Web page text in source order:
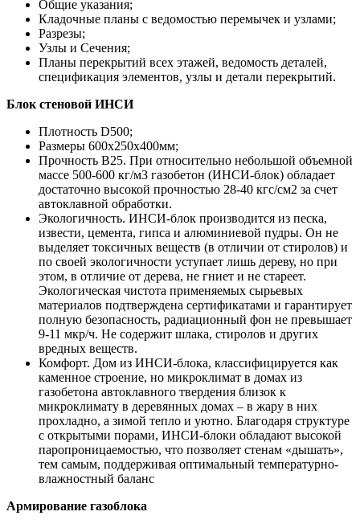
Общие указания;
Кладочные планы с ведомостью перемычек и узлами;
Разрезы;
Узлы и Сечения;
Планы перекрытий всех этажей, ведомость деталей,
спецификация элементов, узлы и детали перекрытий.
Блок стеновой ИНСИ
Плотность D500;
Размеры 600х250х400мм;
Прочность B25. При относительно небольшой объемной
массе 500-600 кг/м3 газобетон (ИНСИ-блок) обладает
достаточно высокой прочностью 28-40 кгс/см2 за счет
автоклавной обработки.
Экологичность. ИНСИ-блок производится из песка,
извести, цемента, гипса и алюминиевой пудры. Он не
выделяет токсичных веществ (в отличии от стиролов) и
по своей экологичности уступает лишь дереву, но при
этом, в отличие от дерева, не гниет и не стареет.
Экологическая чистота применяемых сырьевых
материалов подтверждена сертификатами и гарантирует
полную безопасность, радиационный фон не превышает
9-11 мкр/ч. Не содержит шлака, стиролов и других
вредных веществ.
Комфорт. Дом из ИНСИ-блока, классифицируется как
каменное строение, но микроклимат в домах из
газобетона автоклавного твердения близок к
микроклимату в деревянных домах – в жару в них
прохладно, а зимой тепло и уютно. Благодаря структуре
с открытыми порами, ИНСИ-блоки обладают высокой
паропроницаемостью, что позволяет стенам «дышать»,
тем самым, поддерживая оптимальный температурно-
влажностный баланс
Армирование газоблока